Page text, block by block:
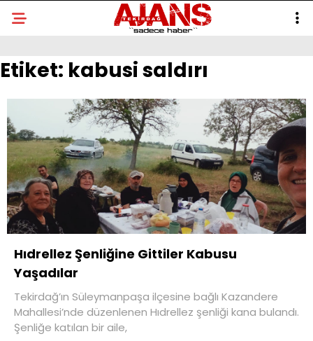
Etiket: kabusi saldırı
Hıdrellez Şenliğine Gittiler Kabusu
Yaşadılar
Tekirdağ’ın Süleymanpaşa ilçesine bağlı Kazandere
Mahallesi’nde düzenlenen Hıdrellez şenliği kana bulandı.
Şenliğe katılan bir aile,